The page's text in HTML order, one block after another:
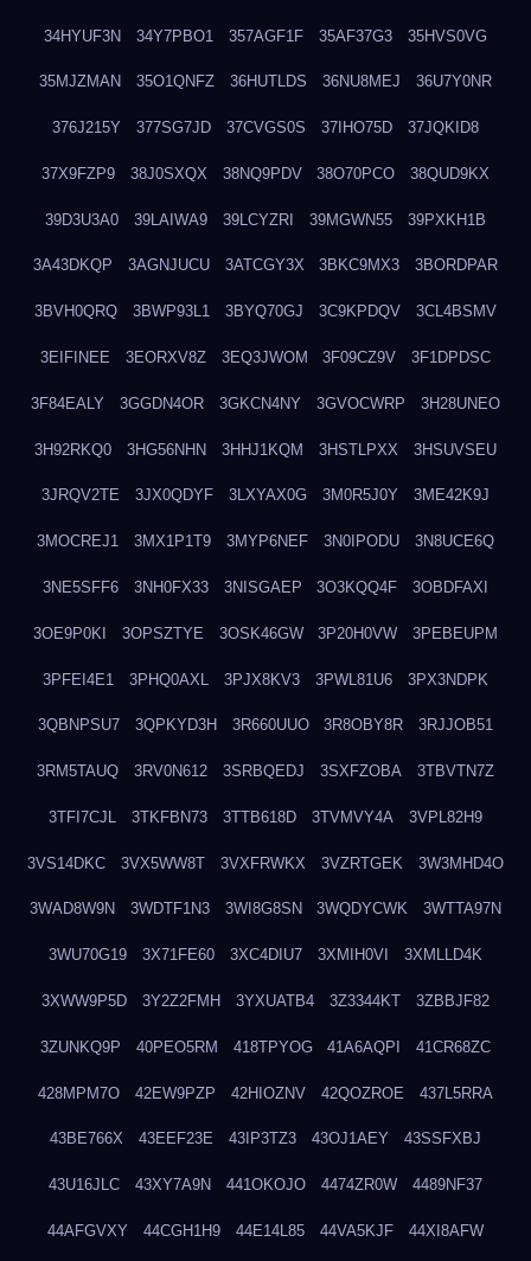
34HYUF3N 34Y7PBO1 357AGF1F 35AF37G3 35HVS0VG
35MJZMAN 35O1QNFZ 36HUTLDS 36NU8MEJ 36U7Y0NR
376J215Y 377SG7JD 37CVGS0S 37IHO75D 37JQKID8
37X9FZP9 38J0SXQX 38NQ9PDV 38O70PCO 38QUD9KX
39D3U3A0 39LAIWA9 39LCYZRI 39MGWN55 39PXKH1B
3A43DKQP 3AGNJUCU 3ATCGY3X 3BKC9MX3 3BORDPAR
3BVH0QRQ 3BWP93L1 3BYQ70GJ 3C9KPDQV 3CL4BSMV
3EIFINEE 3EORXV8Z 3EQ3JWOM 3F09CZ9V 3F1DPDSC
3F84EALY 3GGDN4OR 3GKCN4NY 3GVOCWRP 3H28UNEO
3H92RKQ0 3HG56NHN 3HHJ1KQM 3HSTLPXX 3HSUVSEU
3JRQV2TE 3JX0QDYF 3LXYAX0G 3M0R5J0Y 3ME42K9J
3MOCREJ1 3MX1P1T9 3MYP6NEF 3N0IPODU 3N8UCE6Q
3NE5SFF6 3NH0FX33 3NISGAEP 3O3KQQ4F 3OBDFAXI
3OE9P0KI 3OPSZTYE 3OSK46GW 3P20H0VW 3PEBEUPM
3PFEI4E1 3PHQ0AXL 3PJX8KV3 3PWL81U6 3PX3NDPK
3QBNPSU7 3QPKYD3H 3R660UUO 3R8OBY8R 3RJJOB51
3RM5TAUQ 3RV0N612 3SRBQEDJ 3SXFZOBA 3TBVTN7Z
3TFI7CJL 3TKFBN73 3TTB618D 3TVMVY4A 3VPL82H9
3VS14DKC 3VX5WW8T 3VXFRWKX 3VZRTGEK 3W3MHD4O
3WAD8W9N 3WDTF1N3 3WI8G8SN 3WQDYCWK 3WTTA97N
3WU70G19 3X71FE60 3XC4DIU7 3XMIH0VI 3XMLLD4K
3XWW9P5D 3Y2Z2FMH 3YXUATB4 3Z3344KT 3ZBBJF82
3ZUNKQ9P 40PEO5RM 418TPYOG 41A6AQPI 41CR68ZC
428MPM7O 42EW9PZP 42HIOZNV 42QOZROE 437L5RRA
43BE766X 43EEF23E 43IP3TZ3 43OJ1AEY 43SSFXBJ
43U16JLC 43XY7A9N 441OKOJO 4474ZR0W 4489NF37
44AFGVXY 44CGH1H9 44E14L85 44VA5KJF 44XI8AFW